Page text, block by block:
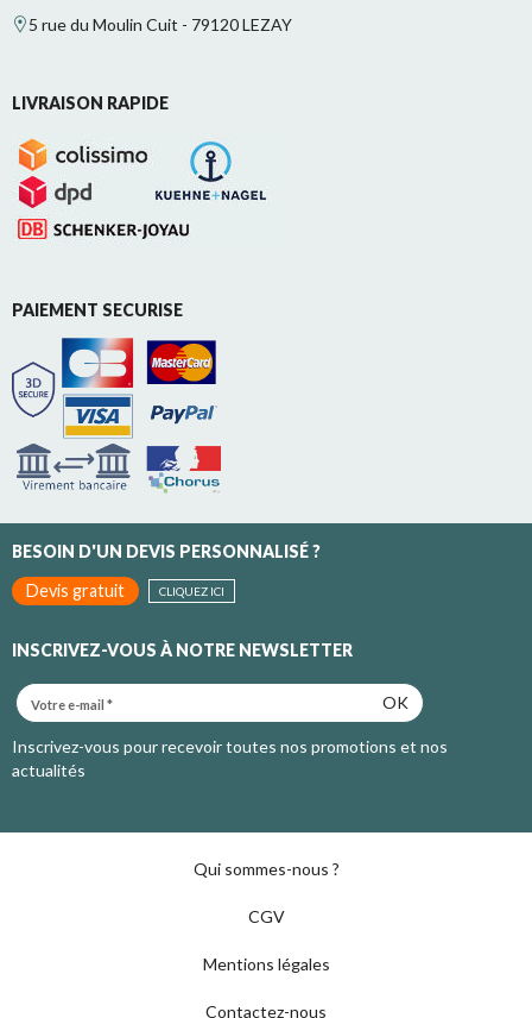
5 rue du Moulin Cuit - 79120 LEZAY
LIVRAISON RAPIDE
PAIEMENT SECURISE
BESOIN D'UN DEVIS PERSONNALISÉ ?
Devis gratuit
CLIQUEZ ICI
INSCRIVEZ-VOUS À NOTRE NEWSLETTER
OK
Inscrivez-vous pour recevoir toutes nos promotions et nos
actualités
Qui sommes-nous ?
CGV
Mentions légales
Contactez-nous